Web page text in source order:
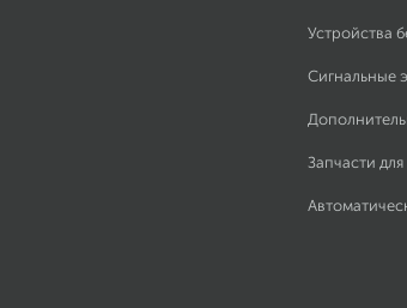
Устройства
Сигнальные
Запчасти